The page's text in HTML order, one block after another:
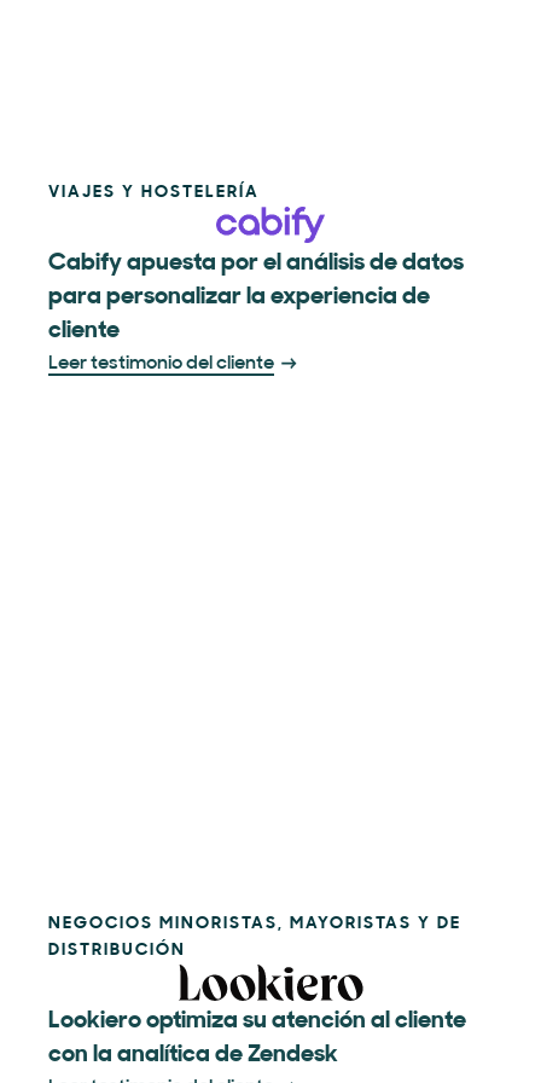
VIAJES Y HOSTELERÍA
Cabify apuesta por el análisis de datos
para personalizar la experiencia de
cliente
Leer testimonio del cliente
NEGOCIOS MINORISTAS, MAYORISTAS Y DE
DISTRIBUCIÓN
Lookiero optimiza su atención al cliente
con la analítica de Zendesk